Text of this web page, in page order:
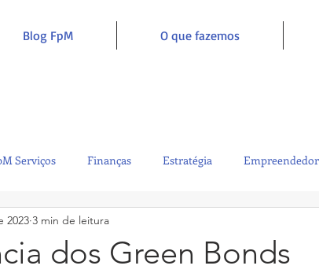
Blog FpM O que fazemos
Serviços Finanças Estratégia
Sustentabilidade
dos Green Bonds
2023 3 min de leitura